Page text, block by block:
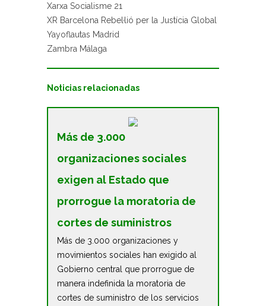
Xarxa Socialisme 21
XR Barcelona Rebel·lió per la Justícia Global
Yayoflautas Madrid
Zambra Málaga
Noticias relacionadas
Más de 3.000
organizaciones sociales
exigen al Estado que
prorrogue la moratoria de
cortes de suministros
Más de 3.000 organizaciones y
movimientos sociales han exigido al
Gobierno central que prorrogue de
manera indefinida la moratoria de
cortes de suministro de los servicios